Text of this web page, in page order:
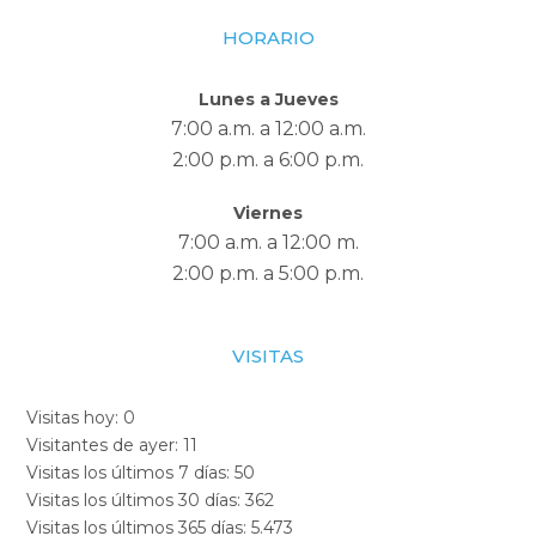
HORARIO
Lunes a Jueves
7:00 a.m. a 12:00 a.m.
2:00 p.m. a 6:00 p.m.
Viernes
7:00 a.m. a 12:00 m.
2:00 p.m. a 5:00 p.m.
VISITAS
Visitas hoy: 0
Visitantes de ayer:11
Visitas los últimos 7 días:50
Visitas los últimos 30 días:362
Visitas los últimos 365 días:5.473